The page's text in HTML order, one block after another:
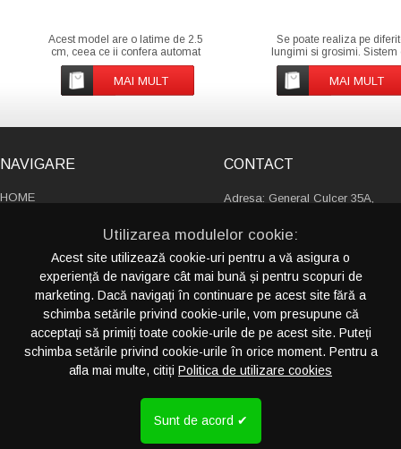
Acest model are o latime de 2.5
cm, ceea ce ii confera automat
un spatiu mai mare pentru
personalizare. Imprimare:
serigrafie sau offset. Cantitate
functie de cantitate si
MAI MULT
Se poate realiza pe
lungimi si grosimi. Sistem
prindere: capsa metalica
plastic. Logo: din stanta,
Cantitate minima: 500
cantitate si complexitate.
MAI MULT
NAVIGARE
HOME
CATALOAGE
SERVICII
PORTOFOLIU
CONTACT
CONTACT
Adresa: General Culcer 35A,
Romania
+4 021 230 13 88
+4 021 411 13 31
info@crispyideas.ro
... vezi toate
Utilizarea modulelor cookie:
Acest site utilizează cookie-uri pentru a vă asigura o
experiență de navigare cât mai bună și pentru scopuri de
marketing. Dacă navigați în continuare pe acest site fără a
schimba setările privind cookie-urile, vom presupune că
acceptați să primiți toate cookie-urile de pe acest site. Puteți
schimba setările privind cookie-urile în orice moment. Pentru a
afla mai multe, citiți Politica de utilizare cookies
Sunt de acord ✔